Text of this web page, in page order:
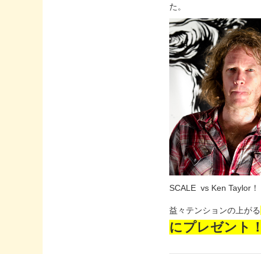
た。
SCALE vs Ken Taylor！
益々テンションの上がる
にプレゼント！